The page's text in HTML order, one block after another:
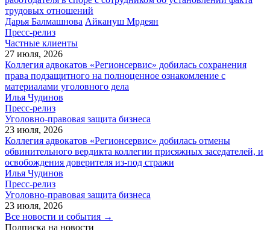
трудовых отношений
Дарья Балмашнова Айкануш Мрдеян
Пресс-релиз
Частные клиенты
27 июля, 2026
Коллегия адвокатов «Регионсервис» добилась сохранения
права подзащитного на полноценное ознакомление с
материалами уголовного дела
Илья Чудинов
Пресс-релиз
Уголовно-правовая защита бизнеса
23 июля, 2026
Коллегия адвокатов «Регионсервис» добилась отмены
обвинительного вердикта коллегии присяжных заседателей, и
освобождения доверителя из-под стражи
Илья Чудинов
Пресс-релиз
Уголовно-правовая защита бизнеса
23 июля, 2026
Все новости и события →
Подписка на новости